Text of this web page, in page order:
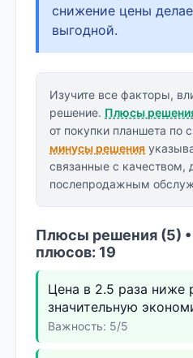
снижение цены
выгодной.
Изучите все факторы,
решение. Плюсы
от покупки планшета по
минусы решения
связанные с качеством,
послепродажным
Плюсы решения (5)
плюсов: 19
Цена в 2.5 раза ниже
значительную
Важность: 5/5